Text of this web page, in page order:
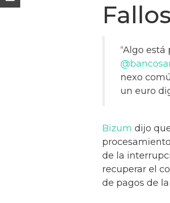
“Algo
nexo
un euro
Bizum dijo
de la
recuperar el
de pagos de